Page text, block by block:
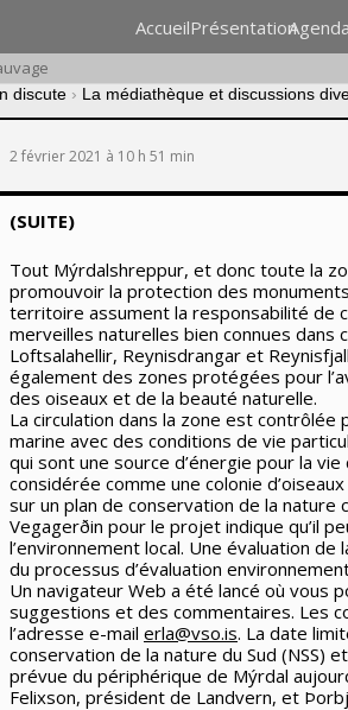
AccueilPrésentationAgenda
discute › La médiathèque et discussions
2 février 2021 à 10 h 51 min
(SUITE)
Tout Mýrdalshreppur, et donc toute la
promouvoir la protection des
territoire assument la responsabilité de
merveilles naturelles bien connues
Loftsalahellir, Reynisdrangar et
également des zones protégées pour
des oiseaux et de la beauté naturelle.
La circulation dans la zone est contrôlée
marine avec des conditions de vie
qui sont une source d’énergie pour la
considérée comme une colonie
sur un plan de conservation de la nature
Vegagerðin pour le projet indique qu’il
l’environnement local. Une évaluation
du processus d’évaluation
Un navigateur Web a été lancé où vous
suggestions et des commentaires. Les
l’adresse e-mail erla@vso.is. La date
conservation de la nature du Sud (NSS)
prévue du périphérique de Mýrdal
Felixson, président de Landvern, et